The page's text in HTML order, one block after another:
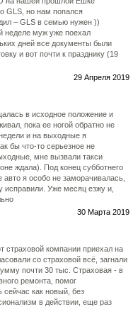
GLS, но нам попался
– GLS в семью нужен ))
неделе муж уже поехал
дней все документы были
и вот почти к празднику (19
29 Апреля 2019
в исходное положение и
пока ее ногой обратно не
и на выходные я
бы что-то серьезное не
мне вызвали такси
ждала). Под конец субботнего
авто я особо не заморачивалась,
исправили. Уже месяц езжу и,
30 Марта 2019
компании приехал на
со страховой всё, загнали
почти 30 тыс. Страховая - в
ремонта, помог
сейчас как новый, без
в действии, еще раз